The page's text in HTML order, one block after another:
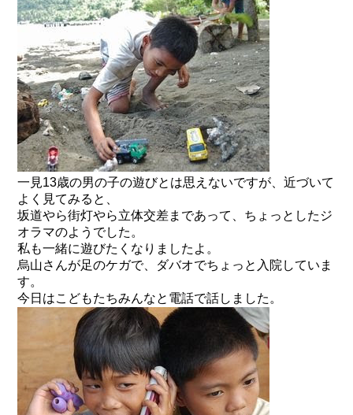
一見13歳の男の子の遊びとは思えないですが、近づいて
よく見てみると、
坂道やら街灯やら立体交差まであって、ちょっとしたジ
オラマのようでした。
私も一緒に遊びたくなりましたよ。
烏山さんが足のケガで、ダバオでちょっと入院していま
す。
今日はこどもたちみんなと電話で話しました。